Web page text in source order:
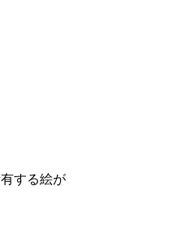
する絵が